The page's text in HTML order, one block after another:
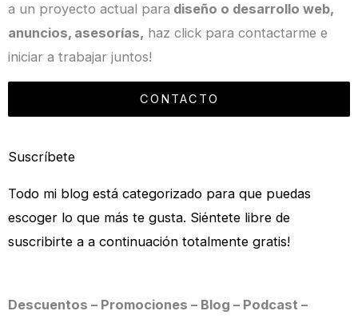
a un proyecto actual para diseño o desarrollo web,
anuncios, asesorías, haz click para contactarme e
iniciar a trabajar juntos!
CONTACTO
Suscríbete
Todo mi blog está categorizado para que puedas
escoger lo que más te gusta. Siéntete libre de
suscribirte a a continuación totalmente gratis!
Descuentos – Promociones – Blog – Podcast –